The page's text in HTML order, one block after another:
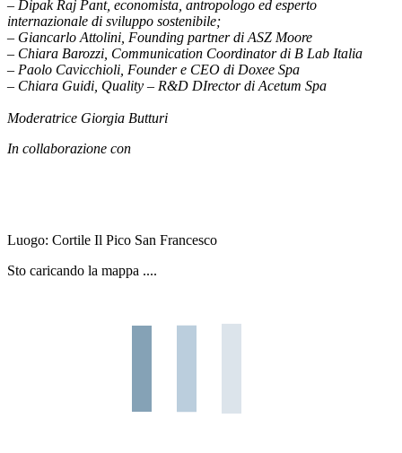
– Dipak Raj Pant, economista, antropologo ed esperto
internazionale di sviluppo sostenibile;
– Giancarlo Attolini, Founding partner di ASZ Moore
– Chiara Barozzi, Communication Coordinator di B Lab Italia
– Paolo Cavicchioli, Founder e CEO di Doxee Spa
– Chiara Guidi, Quality – R&D DIrector di Acetum Spa
Moderatrice Giorgia Butturi
In collaborazione con
Luogo: Cortile Il Pico San Francesco
Sto caricando la mappa ....